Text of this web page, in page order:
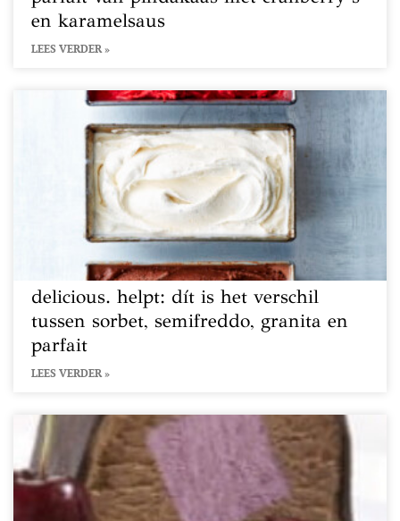
en karamelsaus
LEES VERDER »
delicious. helpt: dít is het verschil
tussen sorbet, semifreddo, granita en
parfait
LEES VERDER »